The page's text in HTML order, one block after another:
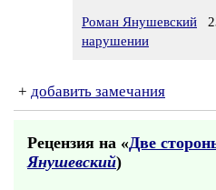
Роман Янушевский
нарушении
+ добавить замечания
Рецензия на «Две
Янушевский)